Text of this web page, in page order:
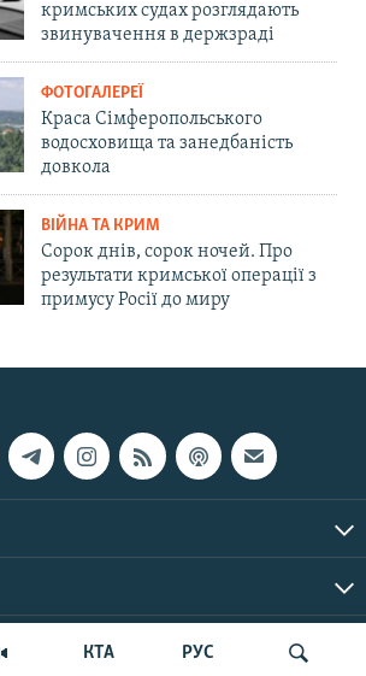
КТА РУС
кримських судах розглядають
звинувачення в держзраді
ФОТОГАЛЕРЕЇ
Краса Сімферопольського
водосховища та занедбаність
довкола
ВІЙНА ТА КРИМ
Сорок днів, сорок ночей. Про
результати кримської операції з
примусу Росії до миру
© Крим.Реалії, 2026 | Усі права застережено.